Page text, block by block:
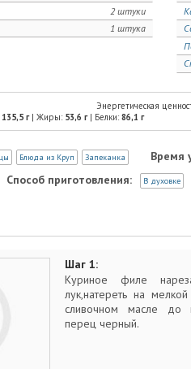
2 штуки
1 штука
Энергетическая
135,5 г| Жиры: 53,6 г| Белки: 86,1 г
Блюда из Круп Запеканка
Время
Способ приготовления: В духовке
Шаг 1:
Куриное филе
лук,натереть на
сливочном масле до
перец черный.